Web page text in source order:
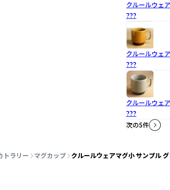
クルールウェ
???
クルールウェ
???
クルールウェ
???
次の5件
トラリー マグカップ クルールウェアマグ小 サンプル